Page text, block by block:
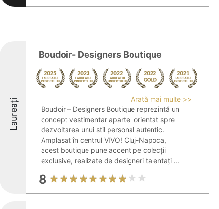
Laureați
Boudoir- Designers Boutique
Arată mai multe >>
Boudoir – Designers Boutique reprezintă un
concept vestimentar aparte, orientat spre
dezvoltarea unui stil personal autentic.
Amplasat în centrul VIVO! Cluj-Napoca,
acest boutique pune accent pe colecții
exclusive, realizate de designeri talentați ...
8